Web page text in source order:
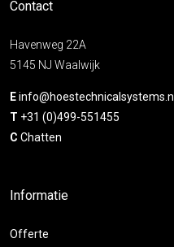
Contact
Havenweg 22A
5145 NJ Waalwijk
Einfo@hoestechnicalsystems.nl
T +31 (0)499-551455
C Chatten
Informatie
Offerte